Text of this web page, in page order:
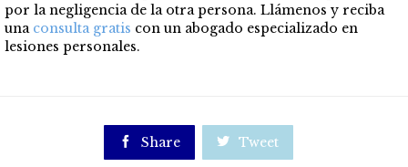
por la negligencia de la otra persona. Llámenos y reciba
una consulta gratis con un abogado especializado en
lesiones personales.
 Share  Tweet